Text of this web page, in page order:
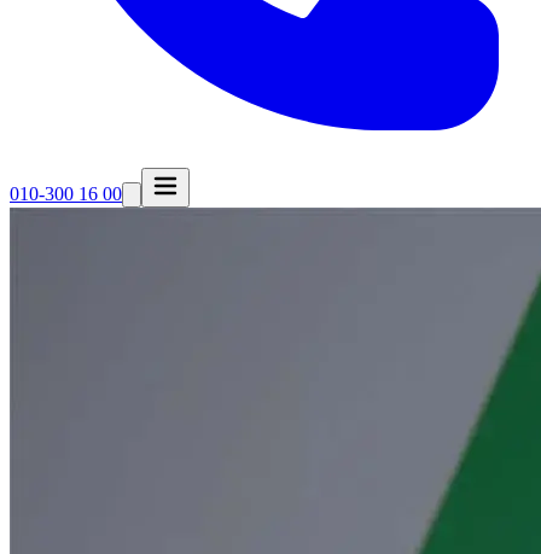
010-300 16 00